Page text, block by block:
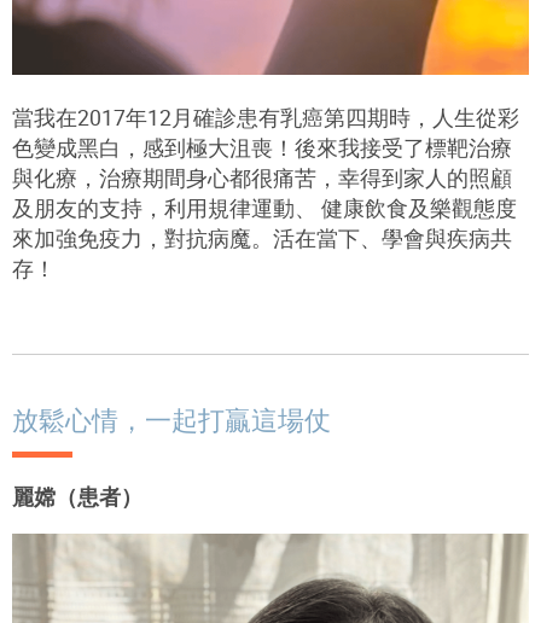
當我在2017年12月確診患有乳癌第四期時，人生從彩
色變成黑白，感到極大沮喪！後來我接受了標靶治療
與化療，治療期間身心都很痛苦，幸得到家人的照顧
及朋友的支持，利用規律運動、 健康飲食及樂觀態度
來加強免疫力，對抗病魔。活在當下、學會與疾病共
存！
放鬆心情，一起打贏這場仗
麗嫦（患者）